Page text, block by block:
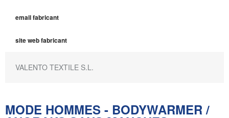
email fabricant
site web fabricant
VALENTO TEXTILE S.L.
MODE HOMMES - BODYWARMER /